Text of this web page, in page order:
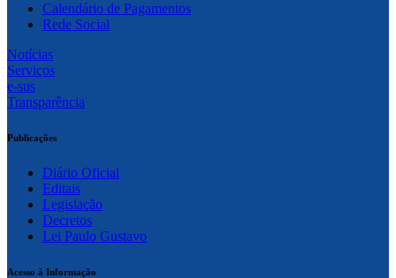
Calendário de Pagamentos
Rede Social
Notícias
Serviços
e-sus
Transparência
Publicações
Diário Oficial
Editais
Legislação
Decretos
Lei Paulo Gustavo
Acesso à Informação